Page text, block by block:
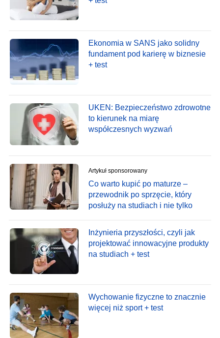
Ekonomia w SANS jako solidny
fundament pod karierę w biznesie
+ test
UKEN: Bezpieczeństwo zdrowotne
to kierunek na miarę
współczesnych wyzwań
Artykuł sponsorowany
Co warto kupić po maturze –
przewodnik po sprzęcie, który
posłuży na studiach i nie tylko
Inżynieria przyszłości, czyli jak
projektować innowacyjne produkty
na studiach + test
Wychowanie fizyczne to znacznie
więcej niż sport + test